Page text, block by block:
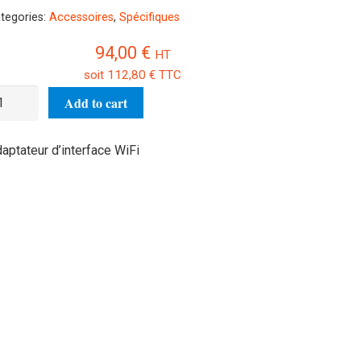
Accessoires, Spécifiques
94,00 € HT
soit 112,80€ TTC
Add to cart
d’interface WiFi